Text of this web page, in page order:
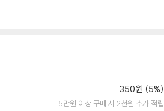
350원 (5%)
5만원 이상 구매 시 2천원 추가 적립